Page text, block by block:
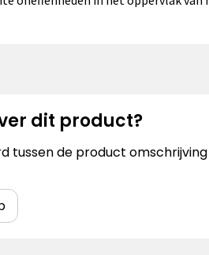
dit product?
tussen de product